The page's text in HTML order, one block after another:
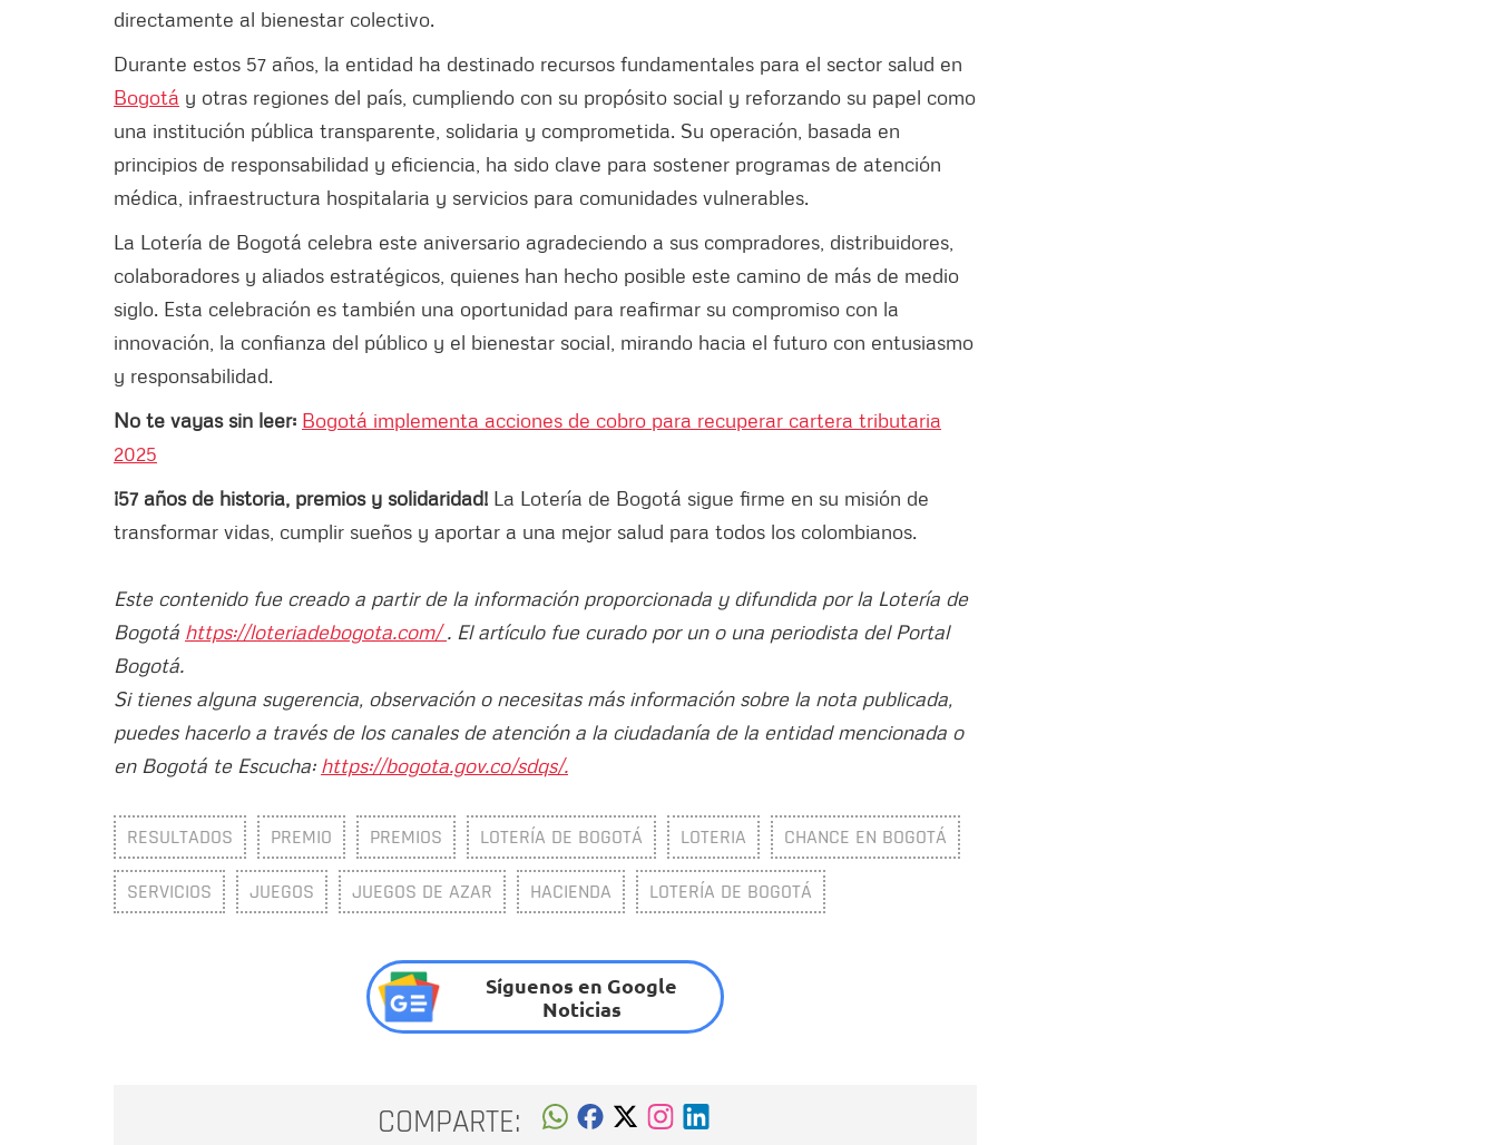
directamente al bienestar colectivo.
Durante estos 57 años, la entidad ha destinado recursos fundamentales para el sector salud en
Bogotá y otras regiones del país, cumpliendo con su propósito social y reforzando su papel como
una institución pública transparente, solidaria y comprometida. Su operación, basada en
principios de responsabilidad y eficiencia, ha sido clave para sostener programas de atención
médica, infraestructura hospitalaria y servicios para comunidades vulnerables.
La Lotería de Bogotá celebra este aniversario agradeciendo a sus compradores, distribuidores,
colaboradores y aliados estratégicos, quienes han hecho posible este camino de más de medio
siglo. Esta celebración es también una oportunidad para reafirmar su compromiso con la
innovación, la confianza del público y el bienestar social, mirando hacia el futuro con entusiasmo
y responsabilidad.
No te vayas sin leer: Bogotá implementa acciones de cobro para recuperar cartera tributaria
2025
¡57 años de historia, premios y solidaridad! La Lotería de Bogotá sigue firme en su misión de
transformar vidas, cumplir sueños y aportar a una mejor salud para todos los colombianos.
Este contenido fue creado a partir de la información proporcionada y difundida por la Lotería de
Bogotá https://loteriadebogota.com/. El artículo fue curado por un o una periodista del Portal
Bogotá.
Si tienes alguna sugerencia, observación o necesitas más información sobre la nota publicada,
puedes hacerlo a través de los canales de atención a la ciudadanía de la entidad mencionada o
en Bogotá te Escucha: https://bogota.gov.co/sdqs/.
RESULTADOS PREMIO PREMIOS LOTERÍA DE BOGOTÁ LOTERIA CHANCE EN BOGOTÁ
SERVICIOS JUEGOS JUEGOS DE AZAR HACIENDA LOTERÍA DE BOGOTÁ
Síguenos en Google
Noticias
COMPARTE: